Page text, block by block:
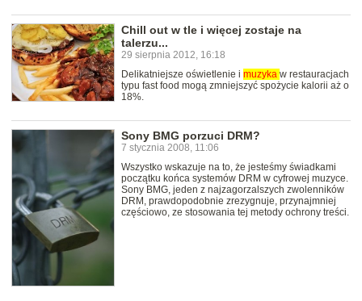
Chill out w tle i więcej zostaje na
talerzu...
29 sierpnia 2012, 16:18
Delikatniejsze oświetlenie i muzyka w restauracjach
typu fast food mogą zmniejszyć spożycie kalorii aż o
18%.
Sony BMG porzuci DRM?
7 stycznia 2008, 11:06
Wszystko wskazuje na to, że jesteśmy świadkami
początku końca systemów DRM w cyfrowej muzyce.
Sony BMG, jeden z najzagorzalszych zwolenników
DRM, prawdopodobnie zrezygnuje, przynajmniej
częściowo, ze stosowania tej metody ochrony treści.